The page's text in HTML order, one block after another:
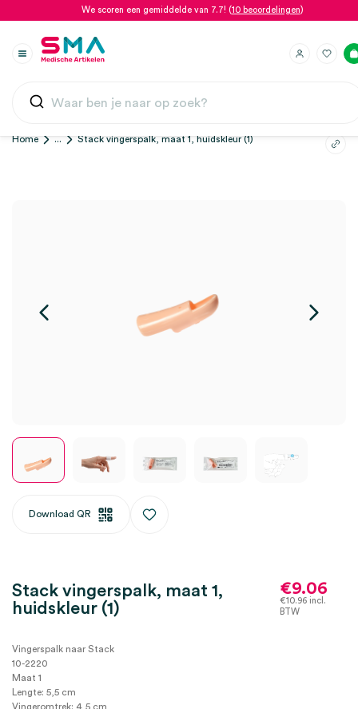
We scoren een gemiddelde van 7.7! (10 beoordelingen)
Home ... Stack vingerspalk, maat 1, huidskleur (1)
Download QR
Stack vingerspalk, maat 1,
huidskleur (1)
€9.06
€10.96incl.
BTW
Vingerspalk naar Stack
10-2220
Maat 1
Lengte: 5,5 cm
Vingeromtrek: 4,5 cm